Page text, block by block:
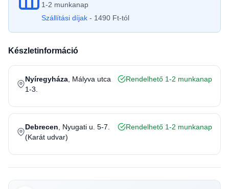
1-2 munkanap
Szállítási díjak - 1490 Ft-tól
Készletinformáció
Nyíregyháza , Mályva utca
1-3.
Rendelhető 1-2 munkanap
Debrecen , Nyugati u. 5-7.
(Karát udvar)
Rendelhető 1-2 munkanap